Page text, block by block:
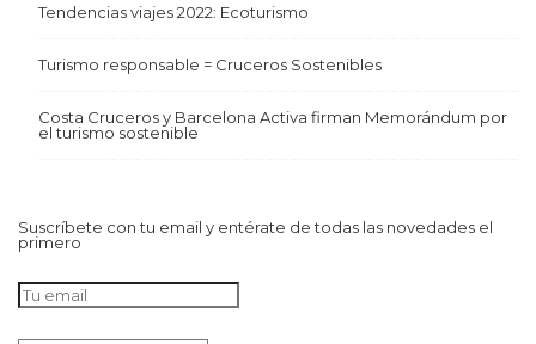
Tendencias viajes 2022: Ecoturismo
Turismo responsable = Cruceros Sostenibles
Costa Cruceros y Barcelona Activa firman Memorándum por
el turismo sostenible
Suscríbete con tu email y entérate de todas las novedades el
primero